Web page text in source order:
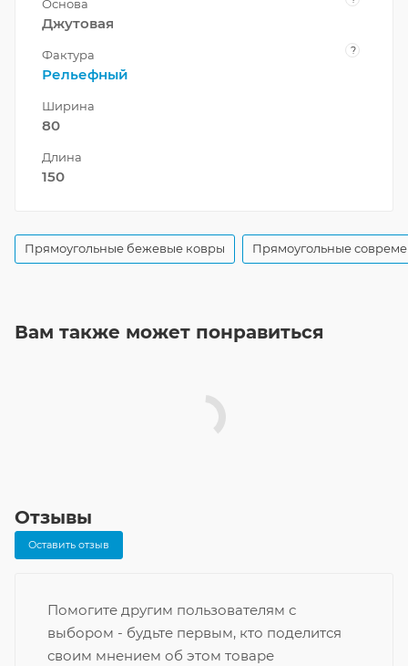
Основа
Джутовая
Фактура ?
Рельефный
Ширина
80
Длина
150
Прямоугольные бежевые ковры Прямоугольные
Вам также может понравиться
Отзывы
Оставить отзыв
Помогите другим пользователям с
выбором - будьте первым, кто поделится
своим мнением об этом товаре